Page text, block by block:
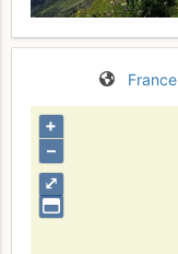
France
⤢
+
–